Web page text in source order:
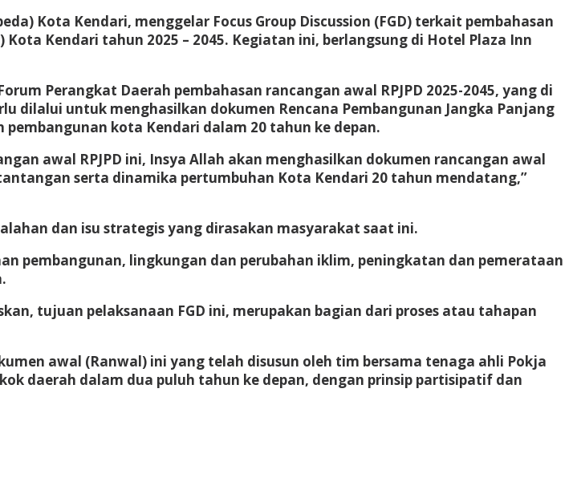
Kota Kendari, menggelar Focus Group Discussion (FGD) terkait pembahasan
Kendari tahun 2025 – 2045. Kegiatan ini, berlangsung di Hotel Plaza Inn
Perangkat Daerah pembahasan rancangan awal RPJPD 2025-2045, yang di
dilalui untuk menghasilkan dokumen Rencana Pembangunan Jangka Panjang
kota Kendari dalam 20 tahun ke depan.
awal RPJPD ini, Insya Allah akan menghasilkan dokumen rancangan awal
serta dinamika pertumbuhan Kota Kendari 20 tahun mendatang,”
dan isu strategis yang dirasakan masyarakat saat ini.
pembangunan, lingkungan dan perubahan iklim, peningkatan dan pemerataan
tujuan pelaksanaan FGD ini, merupakan bagian dari proses atau tahapan
awal (Ranwal) ini yang telah disusun oleh tim bersama tenaga ahli Pokja
daerah dalam dua puluh tahun ke depan, dengan prinsip partisipatif dan